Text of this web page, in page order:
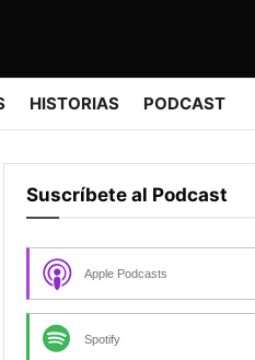
HISTORIAS PODCAST
Suscríbete al Podcast
Apple Podcasts
Spotify